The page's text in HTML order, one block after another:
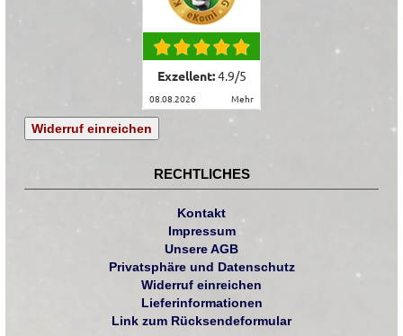
Exzellent:4.9/5
08.08.2026 mehr
Widerruf einreichen
RECHTLICHES
Kontakt
Impressum
Unsere AGB
Privatsphäre und Datenschutz
Widerruf einreichen
Lieferinformationen
Link zum Rücksendeformular